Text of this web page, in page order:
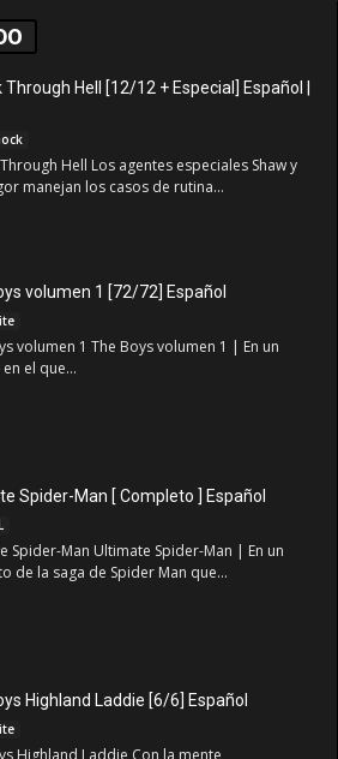
Through Hell [12/12 + Especial] Español |
Hell Los agentes especiales Shaw y
manejan los casos de rutina...
volumen 1 [72/72] Español
volumen 1 The Boys volumen 1 | En un
el que...
Spider-Man [ Completo ] Español
Spider-Man Ultimate Spider-Man | En un
de la saga de Spider Man que...
Highland Laddie [6/6] Español